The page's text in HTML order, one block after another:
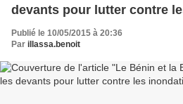
devants pour lutter contre
Publié le 10/05/2015 à 20:36
Par illassa.benoit